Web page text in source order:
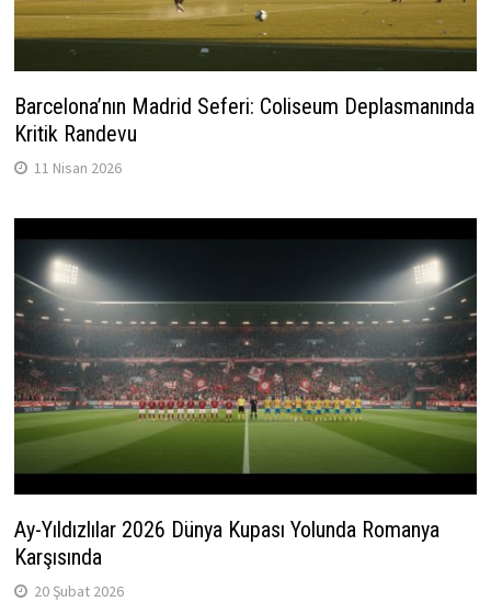
Barcelona’nın Madrid Seferi: Coliseum Deplasmanında
Kritik Randevu
11 Nisan 2026
Ay-Yıldızlılar 2026 Dünya Kupası Yolunda Romanya
Karşısında
20 Şubat 2026